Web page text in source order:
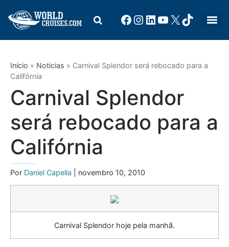
Início » Noticias » Carnival Splendor será rebocado para a
Califórnia
Carnival Splendor
será rebocado para a
Califórnia
Por Daniel Capella | novembro 10, 2010
Carnival Splendor hoje pela manhã.